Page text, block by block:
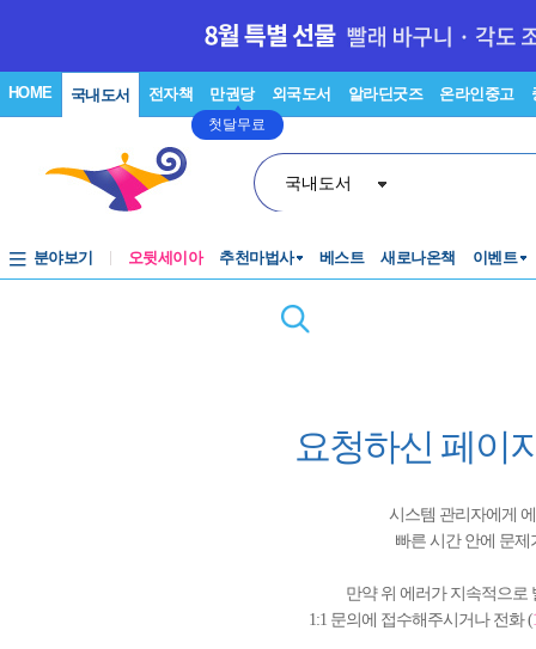
HOME 국내도서 전자책 만권당
첫달무료
외국도서 알라딘굿즈 온라인중고
국내도서
분야보기 오뒷세이아 추천마법사 베스트 새로나온책 이벤트
요청하신 페이
시스템 관리자에게
빠른 시간 안에 문
만약 위 에러가 지속적으로
1:1 문의에 접수해주시거나 전화 (